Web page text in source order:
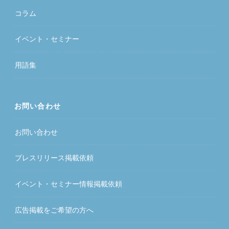
コラム
イベント・セミナー
用語集
お問い合わせ
お問い合わせ
プレスリリース掲載依頼
イベント・セミナー情報掲載依頼
広告掲載をご希望の方へ